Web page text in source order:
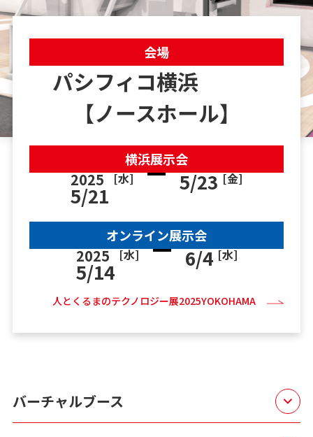
会場
パシフィコ横浜
【ノースホール】
横浜展示会
2025
5/21
[水] 5/23 [金]
オンライン展示会
2025
5/14
[水] 6/4 [水]
人とくるまのテクノロジー展2025YOKOHAMA
バーチャルブース